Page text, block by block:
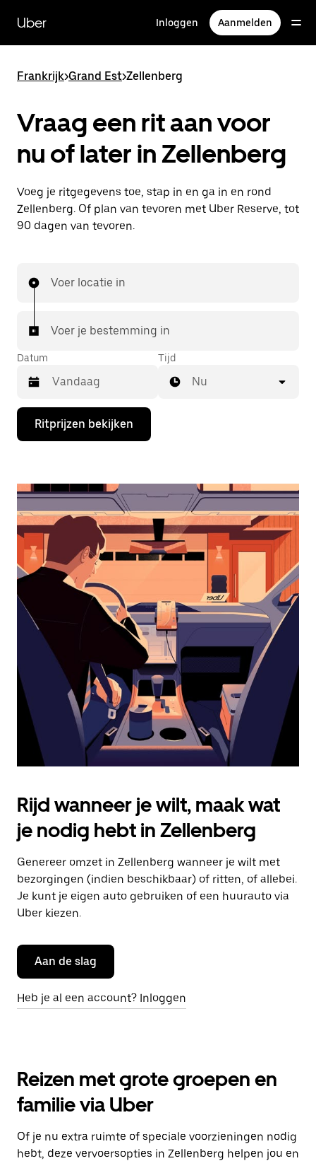
naar
hoofdinhoud
Uber Inloggen Aanmelden
Frankrijk>Grand Est>Zellenberg
Vraag een rit aan voor
nu of later in Zellenberg
Voeg je ritgegevens toe, stap in en ga in en rond
Zellenberg. Of plan van tevoren met Uber Reserve, tot
90 dagen van tevoren.
Voer locatie in
Voer je bestemming in
Datum
Druk
de
de
te
openen
een
datum
te
selecteren.
Druk
Escape
agenda
te
sluiten.
Tijd
Nu
Ritprijzen bekijken
Rijd wanneer je wilt, maak wat
je nodig hebt in Zellenberg
Genereer omzet in Zellenberg wanneer je wilt met
bezorgingen (indien beschikbaar) of ritten, of allebei.
Je kunt je eigen auto gebruiken of een huurauto via
Uber kiezen.
Aan de slag
Heb je al een account? Inloggen
Reizen met grote groepen en
familie via Uber
Of je nu extra ruimte of speciale voorzieningen nodig
hebt, deze vervoersopties in Zellenberg helpen jou en